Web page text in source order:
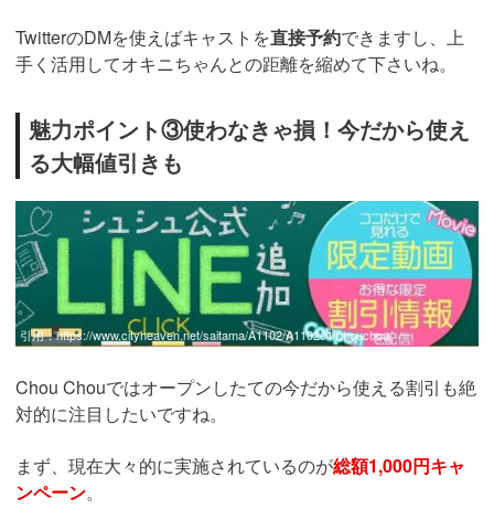
TwitterのDMを使えばキャストを直接予約できますし、上
手く活用してオキニちゃんとの距離を縮めて下さいね。
魅力ポイント③使わなきゃ損！今だから使え
る大幅値引きも
引用：https://www.cityheaven.net/saitama/A1102/A110201/chouchou/
Chou Chouではオープンしたての今だから使える割引も絶
対的に注目したいですね。
まず、現在大々的に実施されているのが総額1,000円キャ
ンペーン。